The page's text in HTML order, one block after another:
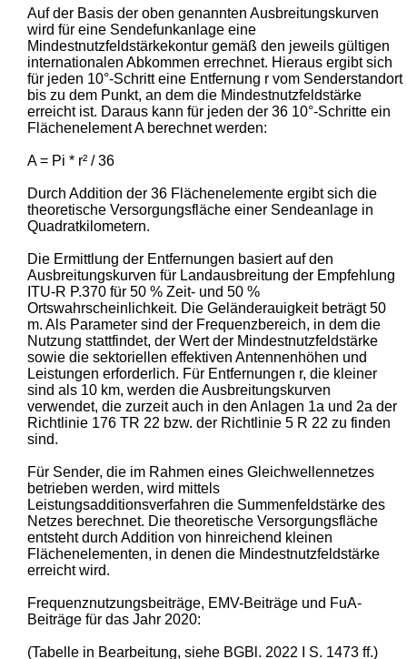
Auf der Basis der oben genannten Ausbreitungskurven
wird für eine Sendefunkanlage eine
Mindestnutzfeldstärkekontur gemäß den jeweils gültigen
internationalen Abkommen errechnet. Hieraus ergibt sich
für jeden 10°-Schritt eine Entfernung r vom Senderstandort
bis zu dem Punkt, an dem die Mindestnutzfeldstärke
erreicht ist. Daraus kann für jeden der 36 10°-Schritte ein
Flächenelement A berechnet werden:
A = Pi * r² / 36
Durch Addition der 36 Flächenelemente ergibt sich die
theoretische Versorgungsfläche einer Sendeanlage in
Quadratkilometern.
Die Ermittlung der Entfernungen basiert auf den
Ausbreitungskurven für Landausbreitung der Empfehlung
ITU-R P.370 für 50 % Zeit- und 50 %
Ortswahrscheinlichkeit. Die Geländerauigkeit beträgt 50
m. Als Parameter sind der Frequenzbereich, in dem die
Nutzung stattfindet, der Wert der Mindestnutzfeldstärke
sowie die sektoriellen effektiven Antennenhöhen und
Leistungen erforderlich. Für Entfernungen r, die kleiner
sind als 10 km, werden die Ausbreitungskurven
verwendet, die zurzeit auch in den Anlagen 1a und 2a der
Richtlinie 176 TR 22 bzw. der Richtlinie 5 R 22 zu finden
sind.
Für Sender, die im Rahmen eines Gleichwellennetzes
betrieben werden, wird mittels
Leistungsadditionsverfahren die Summenfeldstärke des
Netzes berechnet. Die theoretische Versorgungsfläche
entsteht durch Addition von hinreichend kleinen
Flächenelementen, in denen die Mindestnutzfeldstärke
erreicht wird.
Frequenznutzungsbeiträge, EMV-Beiträge und FuA-
Beiträge für das Jahr 2020:
(Tabelle in Bearbeitung, siehe BGBl. 2022 I S. 1473 ff.)